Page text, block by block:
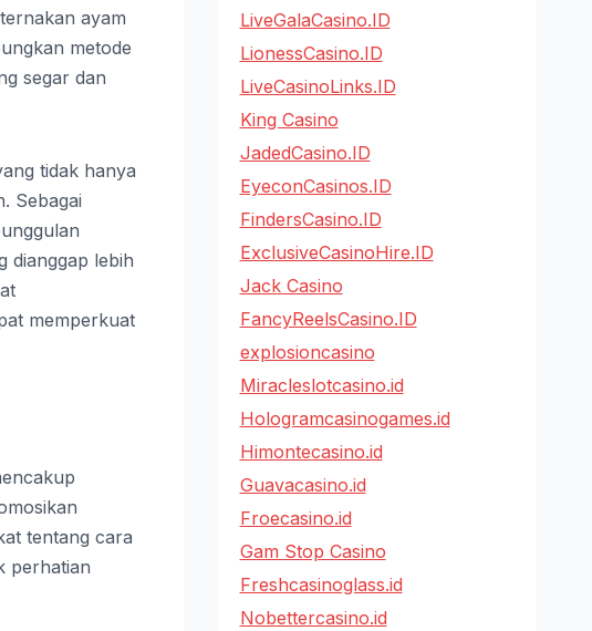
ayam
metode
segar dan
tidak hanya
Sebagai
dianggap lebih
memperkuat
tentang cara
perhatian
LiveGalaCasino.ID
LionessCasino.ID
LiveCasinoLinks.ID
King Casino
JadedCasino.ID
EyeconCasinos.ID
FindersCasino.ID
ExclusiveCasinoHire.ID
Jack Casino
FancyReelsCasino.ID
explosioncasino
Miracleslotcasino.id
Hologramcasinogames.id
Himontecasino.id
Guavacasino.id
Froecasino.id
Gam Stop Casino
Freshcasinoglass.id
Nobettercasino.id